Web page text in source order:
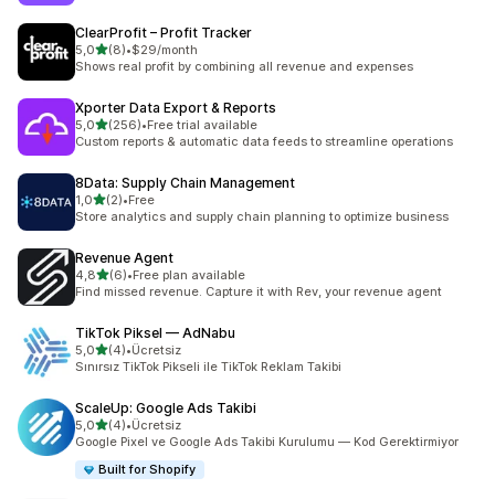
ClearProfit – Profit Tracker
5,05 yıldız üzerinden
(8)
toplam 8 değerlendirme
•$29/month
Shows real profit by combining all revenue and expenses
Xporter Data Export & Reports
5,05 yıldız üzerinden
(256)
toplam 256 değerlendirme
•Free trial available
Custom reports & automatic data feeds to streamline operations
8Data: Supply Chain Management
1,05 yıldız üzerinden
(2)
toplam 2 değerlendirme
•Free
Store analytics and supply chain planning to optimize business
Revenue Agent
4,85 yıldız üzerinden
(6)
toplam 6 değerlendirme
•Free plan available
Find missed revenue. Capture it with Rev, your revenue agent
TikTok Piksel — AdNabu
5,05 yıldız üzerinden
(4)
toplam 4 değerlendirme
•Ücretsiz
Sınırsız TikTok Pikseli ile TikTok Reklam Takibi
ScaleUp: Google Ads Takibi
5,05 yıldız üzerinden
(4)
toplam 4 değerlendirme
•Ücretsiz
Google Pixel ve Google Ads Takibi Kurulumu — Kod Gerektirmiyor
Built for Shopify